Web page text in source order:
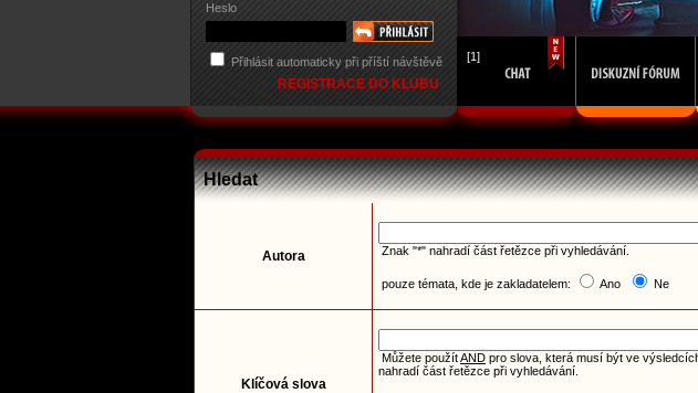
Heslo
Přihlásit automaticky při příští návštěvě
REGISTRACE DO KLUBU
[1]
Hledat
Autora Znak "*" nahradí část řetězce při vyhledávání.
pouze témata, kde je zakladatelem: Ano Ne
Klíčová slova
Můžete použítAND pro slova, která musí být ve
nahradí část řetězce při vyhledávání.